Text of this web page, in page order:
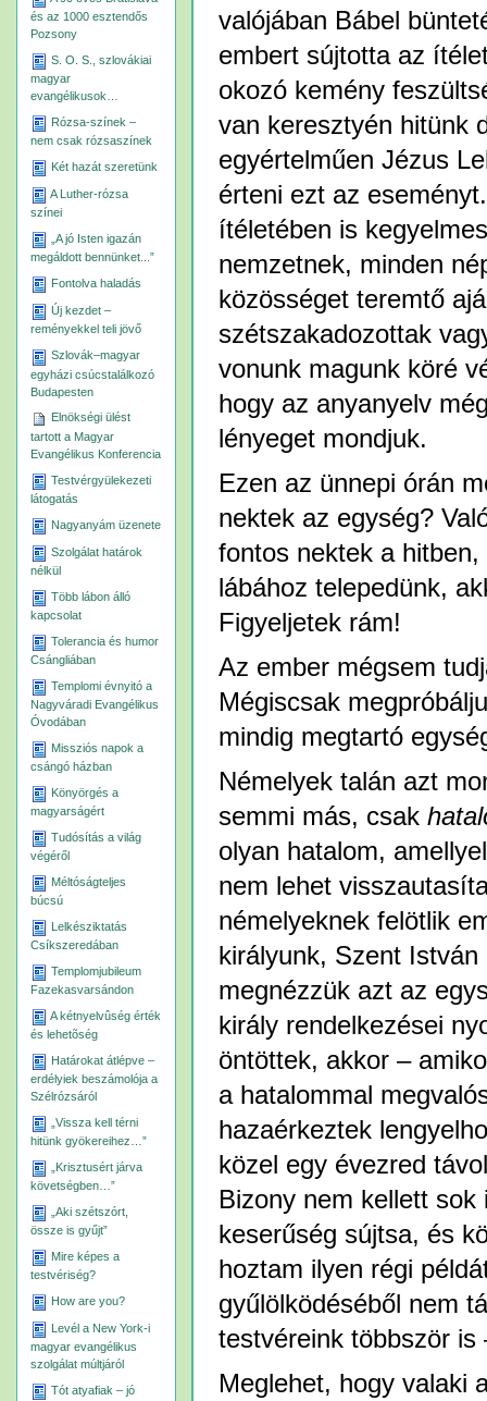
és az 1000 esztendős
Pozsony
S. O. S., szlovákiai
magyar
evangélikusok…
Rózsa-színek –
nem csak rózsaszínek
Két hazát szeretünk
A Luther-rózsa
színei
„A jó Isten igazán
megáldott bennünket...”
Fontolva haladás
Új kezdet –
reményekkel teli jövő
Szlovák–magyar
egyházi csúcstalálkozó
Budapesten
Elnökségi ülést
tartott a Magyar
Evangélikus Konferencia
Testvérgyülekezeti
látogatás
Nagyanyám üzenete
Szolgálat határok
nélkül
Több lábon álló
kapcsolat
Tolerancia és humor
Csángliában
Templomi évnyitó a
Nagyváradi Evangélikus
Óvodában
Missziós napok a
csángó házban
Könyörgés a
magyarságért
Tudósítás a világ
végéről
Méltóságteljes
búcsú
Lelkésziktatás
Csíkszeredában
Templomjubileum
Fazekasvarsándon
A kétnyelvûség érték
és lehetõség
Határokat átlépve –
erdélyiek beszámolója a
Szélrózsáról
„Vissza kell térni
hitünk gyökereihez…”
„Krisztusért járva
követségben…”
„Aki szétszórt,
össze is gyűjt”
Mire képes a
testvériség?
How are you?
Levél a New York-i
magyar evangélikus
szolgálat múltjáról
Tót atyafiak – jó
valójában Bábel
embert sújtotta az
okozó kemény
van keresztyén hitünk
egyértelműen Jézus
érteni ezt az
ítéletében is
nemzetnek, minden
közösséget teremtő
szétszakadozottak
vonunk magunk köré
hogy az anyanyelv
lényeget mondjuk.
Ezen az ünnepi órán
nektek az egység?
fontos nektek a
lábához telepedünk,
Figyeljetek rám!
Az ember mégsem
Mégiscsak
mindig megtartó
Némelyek talán azt
semmi más, csak
olyan hatalom,
nem lehet
némelyeknek felötlik
királyunk, Szent
megnézzük azt az
király rendelkezései
öntöttek, akkor –
a hatalommal
hazaérkeztek
közel egy évezred
Bizony nem kellett
keserűség sújtsa, és
hoztam ilyen régi
gyűlölködéséből nem
testvéreink többször is
Meglehet, hogy valaki